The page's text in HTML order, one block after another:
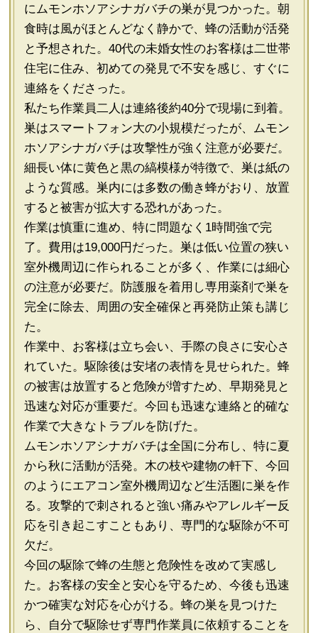
にムモンホソアシナガバチの巣が見つかった。朝
食時は風がほとんどなく静かで、蜂の活動が活発
と予想された。40代の未婚女性のお客様は二世帯
住宅に住み、初めての発見で不安を感じ、すぐに
連絡をくださった。
私たち作業員二人は連絡後約40分で現場に到着。
巣はスマートフォン大の小規模だったが、ムモン
ホソアシナガバチは攻撃性が強く注意が必要だ。
細長い体に黄色と黒の縞模様が特徴で、巣は紙の
ような質感。巣内には多数の働き蜂がおり、放置
すると被害が拡大する恐れがあった。
作業は慎重に進め、特に問題なく1時間強で完
了。費用は19,000円だった。巣は低い位置の狭い
室外機周辺に作られることが多く、作業には細心
の注意が必要だ。防護服を着用し専用薬剤で巣を
完全に除去、周囲の安全確保と再発防止策も講じ
た。
作業中、お客様は立ち会い、手際の良さに安心さ
れていた。駆除後は安堵の表情を見せられた。蜂
の被害は放置すると危険が増すため、早期発見と
迅速な対応が重要だ。今回も迅速な連絡と的確な
作業で大きなトラブルを防げた。
ムモンホソアシナガバチは全国に分布し、特に夏
から秋に活動が活発。木の枝や建物の軒下、今回
のようにエアコン室外機周辺など生活圏に巣を作
る。攻撃的で刺されると強い痛みやアレルギー反
応を引き起こすこともあり、専門的な駆除が不可
欠だ。
今回の駆除で蜂の生態と危険性を改めて実感し
た。お客様の安全と安心を守るため、今後も迅速
かつ確実な対応を心がける。蜂の巣を見つけた
ら、自分で駆除せず専門作業員に依頼することを